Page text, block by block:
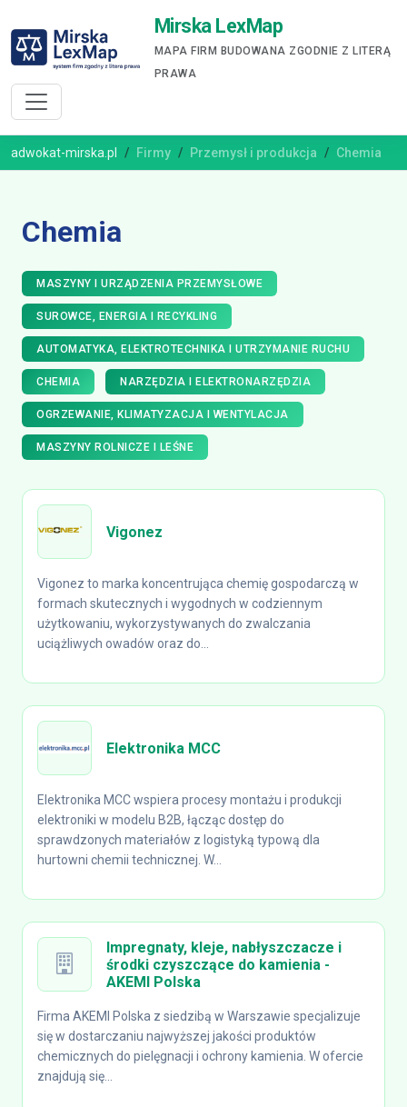
Mirska LexMap
MAPA FIRM BUDOWANA ZGODNIE Z LITERĄ
PRAWA
adwokat-mirska.pl Firmy Przemysł i produkcja Chemia
Chemia
MASZYNY I URZĄDZENIA PRZEMYSŁOWE
SUROWCE, ENERGIA I RECYKLING
AUTOMATYKA, ELEKTROTECHNIKA I UTRZYMANIE RUCHU
CHEMIA NARZĘDZIA I ELEKTRONARZĘDZIA
OGRZEWANIE, KLIMATYZACJA I WENTYLACJA
MASZYNY ROLNICZE I LEŚNE
Vigonez
Vigonez to marka koncentrująca chemię gospodarczą w
formach skutecznych i wygodnych w codziennym
użytkowaniu, wykorzystywanych do zwalczania
uciążliwych owadów oraz do...
Elektronika MCC
Elektronika MCC wspiera procesy montażu i produkcji
elektroniki w modelu B2B, łącząc dostęp do
sprawdzonych materiałów z logistyką typową dla
hurtowni chemii technicznej. W...
Impregnaty, kleje, nabłyszczacze i
środki czyszczące do kamienia -
AKEMI Polska
Firma AKEMI Polska z siedzibą w Warszawie specjalizuje
się w dostarczaniu najwyższej jakości produktów
chemicznych do pielęgnacji i ochrony kamienia. W ofercie
znajdują się...